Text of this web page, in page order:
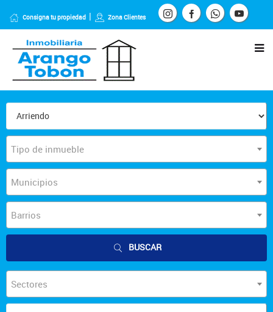
Consigna tu propiedad Zona Clientes
Tipo de inmueble
Municipios
Barrios
BUSCAR
Sectores